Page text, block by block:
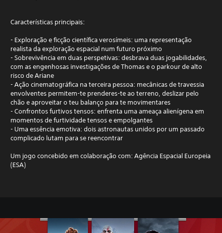
Características principais:
- Exploração e ficção científica verosímeis: uma representação
realista da exploração espacial num futuro próximo
- Sobrevivência em duas perspetivas: desbrava duas jogabilidades,
com as engenhosas investigações de Thomas e o parkour de alto
risco de Ariane
- Ação cinematográfica na terceira pessoa: mecânicas de travessia
envolventes permitem-te prenderes-te ao terreno, deslizar pelo
chão e aproveitar o teu balanço para te movimentares
- Confrontos furtivos tensos: enfrenta uma ameaça alienígena em
momentos de furtividade tensos e empolgantes
- Uma essência emotiva: dois astronautas unidos por um passado
complicado lutam para se reencontrar
Um jogo concebido em colaboração com: Agência Espacial Europeia
(ESA)